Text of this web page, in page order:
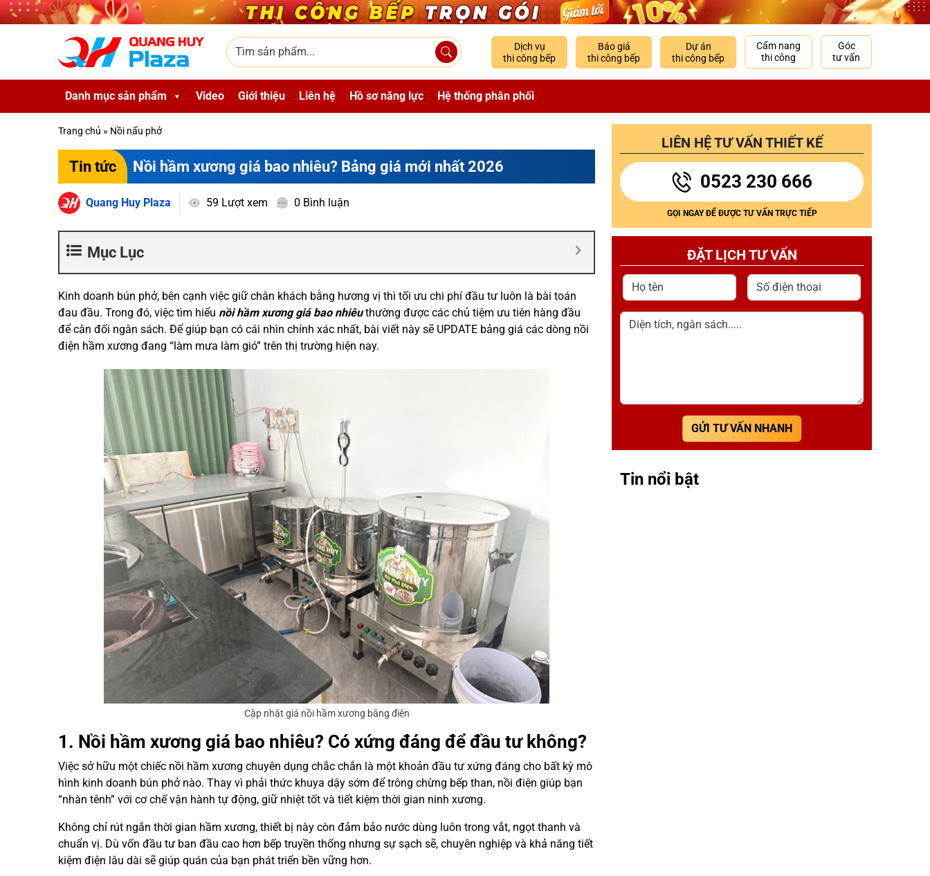
Skip to main content
Tìm sản phẩm
Dịch vụ
thi công bếp
Báo giá
thi công bếp
Dự án
thi công bếp
Cẩm nang
thi công
Góc
tư vấn
Danh mục sản phẩm Video Giới thiệu Liên hệ Hồ sơ năng lực Hệ thống phân phối
Trang chủ » Nồi nấu phở
Tin tức Nồi hầm xương giá bao nhiêu? Bảng giá mới nhất 2026
Quang Huy Plaza 59 Lượt xem 0 Bình luận
Mục Lục
Kinh doanh bún phở, bên cạnh việc giữ chân khách bằng hương vị thì tối ưu chi phí đầu tư luôn là bài toán
đau đầu. Trong đó, việc tìm hiểu nồi hầm xương giá bao nhiêuthường được các chủ tiệm ưu tiên hàng đầu
để cân đối ngân sách. Để giúp bạn có cái nhìn chính xác nhất, bài viết này sẽ UPDATE bảng giá các dòng nồi
điện hầm xương đang “làm mưa làm gió” trên thị trường hiện nay.
Cập nhật giá nồi hầm xương bằng điện
1. Nồi hầm xương giá bao nhiêu? Có xứng đáng để đầu tư không?
Việc sở hữu một chiếc nồi hầm xương chuyên dụng chắc chắn là một khoản đầu tư xứng đáng cho bất kỳ mô
hình kinh doanh bún phở nào. Thay vì phải thức khuya dậy sớm để trông chừng bếp than, nồi điện giúp bạn
“nhàn tênh” với cơ chế vận hành tự động, giữ nhiệt tốt và tiết kiệm thời gian ninh xương.
Không chỉ rút ngắn thời gian hầm xương, thiết bị này còn đảm bảo nước dùng luôn trong vắt, ngọt thanh và
chuẩn vị. Dù vốn đầu tư ban đầu cao hơn bếp truyền thống nhưng sự sạch sẽ, chuyên nghiệp và khả năng tiết
kiệm điện lâu dài sẽ giúp quán của bạn phát triển bền vững hơn.
LIÊN HỆ TƯ VẤN THIẾT KẾ
0523 230 666
GỌI NGAY ĐỂ ĐƯỢC TƯ VẤN TRỰC TIẾP
ĐẶT LỊCH TƯ VẤN
Họ tên Số điện thoại
Diện tích, ngân sách.....
GỬI TƯ VẤN NHANH
Tin nổi bật